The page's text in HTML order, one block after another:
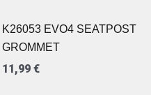
K26053 EVO4 SEATPOST
GROMMET
11,99 €